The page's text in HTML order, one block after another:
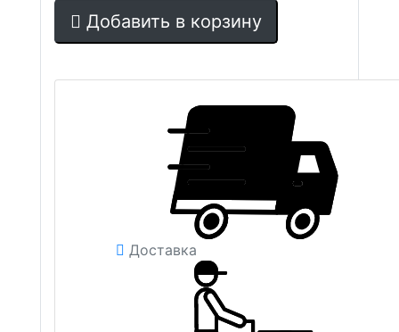
Добавить в корзину
Доставка